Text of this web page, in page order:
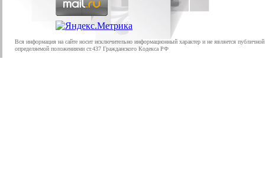
Вся информация на сайте носит исключительно информационный характер и не является
определяемой положениями ст.437 Гражданского Кодекса РФ